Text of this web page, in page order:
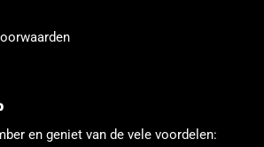
en geniet van de vele voordelen: